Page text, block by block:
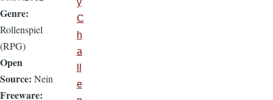
Genre:
Rollenspiel
(RPG)
Open
Source: Nein
Freeware:
y
C
h
a
e